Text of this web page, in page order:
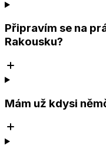
Připravím se na
Rakousku?
Mám už kdysi